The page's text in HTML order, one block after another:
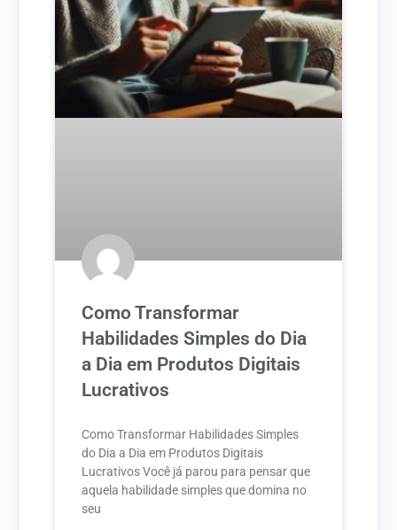
Como Transformar
Habilidades Simples do Dia
a Dia em Produtos Digitais
Lucrativos
Como Transformar Habilidades Simples
do Dia a Dia em Produtos Digitais
Lucrativos Você já parou para pensar que
aquela habilidade simples que domina no
seu